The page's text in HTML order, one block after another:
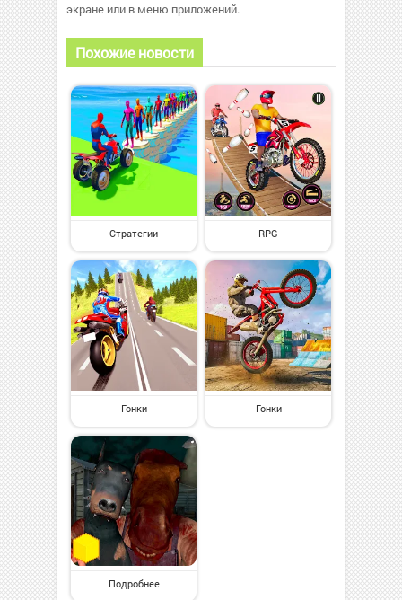
экране или в меню приложений.
Похожие новости
Стратегии RPG
Гонки Гонки
Подробнее